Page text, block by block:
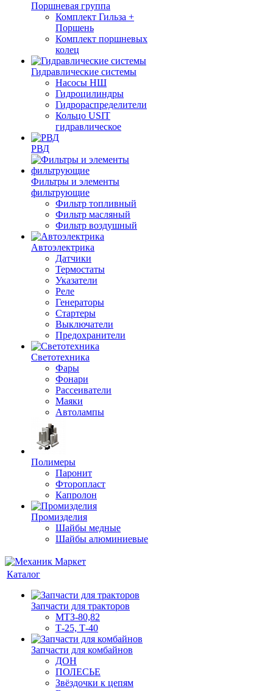
Поршневая группа
Комплект Гильза +
Поршень
Комплект поршневых
колец
Гидравлические системы
Насосы НШ
Гидроцилиндры
Гидрораспределители
Кольцо USIT
гидравлическое
РВД
Фильтры и элементы
фильтрующие
Фильтр топливный
Фильтр масляный
Фильтр воздушный
Автоэлектрика
Датчики
Термостаты
Указатели
Реле
Генераторы
Стартеры
Выключатели
Предохранители
Светотехника
Фары
Фонари
Рассеиватели
Маяки
Автолампы
Полимеры
Паронит
Фторопласт
Капролон
Промизделия
Шайбы медные
Шайбы алюминиевые
Каталог
Запчасти для тракторов
МТЗ-80,82
Т-25, Т-40
Запчасти для комбайнов
ДОН
ПОЛЕСЬЕ
Звёздочки к цепям